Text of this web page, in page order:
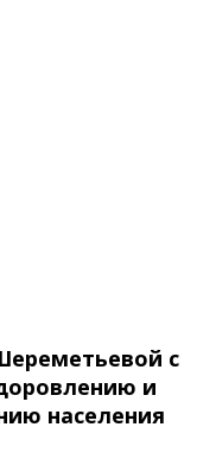
с
и
населения